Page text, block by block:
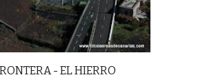
- EL HIERRO